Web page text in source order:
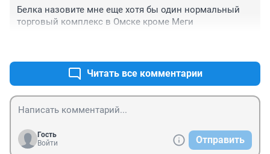
Белка назовите мне еще хотя бы один нормальный
торговый комплекс в Омске кроме Меги
Читать все комментарии
Гость
Войти
Отправить